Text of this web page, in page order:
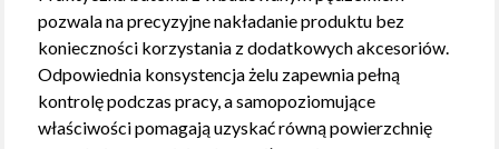
pozwala na precyzyjne nakładanie produktu bez
konieczności korzystania z dodatkowych akcesoriów.
Odpowiednia konsystencja żelu zapewnia pełną
kontrolę podczas pracy, a samopoziomujące
właściwości pomagają uzyskać równą powierzchnię